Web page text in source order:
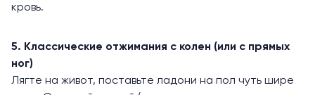
кровь.
5. Классические отжимания с колен (или с прямых
ног)
Лягте на живот, поставьте ладони на пол чуть шире